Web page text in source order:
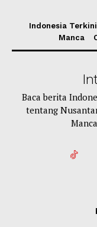
Indonesia Terkini
Manca
Baca berita
tentang